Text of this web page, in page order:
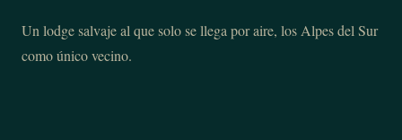
Un lodge salvaje al que solo se llega por aire, los Alpes del Sur
como único vecino.